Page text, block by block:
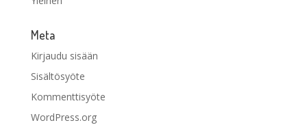
Meta
Kirjaudu sisään
Sisältösyöte
Kommenttisyöte
WordPress.org